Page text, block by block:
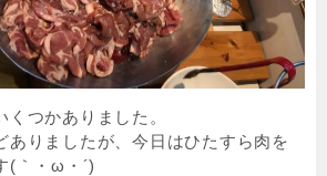
つかありました。
ありましたが、今日はひたすら肉を
(｀・ω・´)